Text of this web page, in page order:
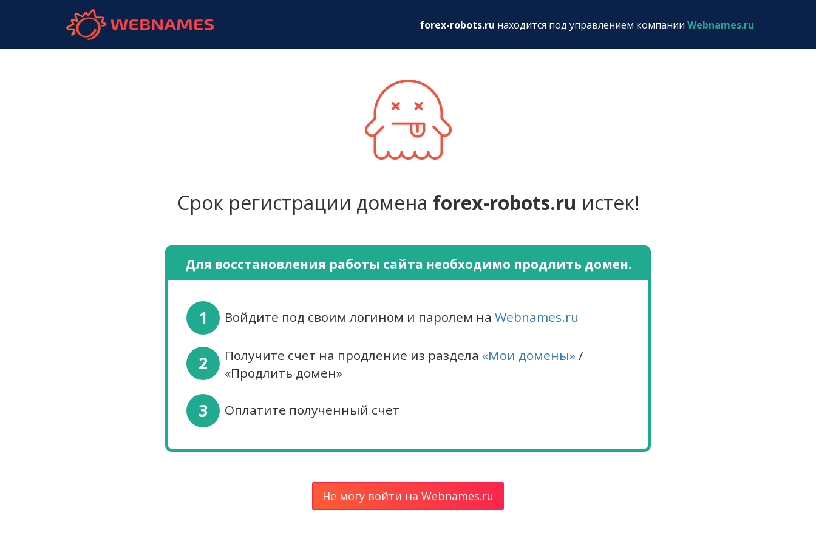
forex-robots.ru находится под управлением компании Webnames.ru
Срок регистрации домена forex-robots.ru истек!
Для восстановления работы сайта необходимо продлить домен.
1 Войдите под своим логином и паролем наWebnames.ru
2 Получите счет на продление из раздела «Мои домены» /
«Продлить домен»
3 Оплатите полученный счет
Не могу войти на Webnames.ru